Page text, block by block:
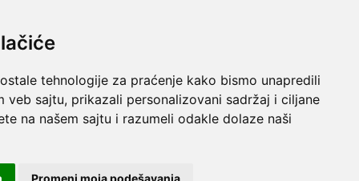
tehnologije za praćenje kako bismo unapredili
veb sajtu, prikazali personalizovani sadržaj i ciljane
na našem sajtu i razumeli odakle dolaze naši
Promeni moja podešavanja
resurse da Vam svi artikli na ovom sajtu budu prikazani sa
u potpunosti ispravne.